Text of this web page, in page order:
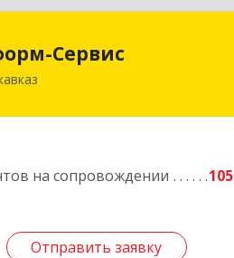
Сервис
на сопровождении 105
Отправить заявку
Северная Осетия - Алания
Подробнее
Отправить заявку